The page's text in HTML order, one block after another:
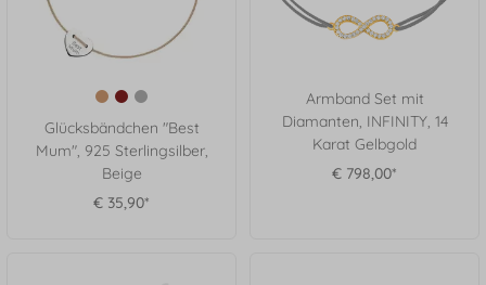
Glücksbändchen "Best
Mum", 925 Sterlingsilber,
Beige
€ 35,90*
Armband Set mit
Diamanten, INFINITY, 14
Karat Gelbgold
€ 798,00*